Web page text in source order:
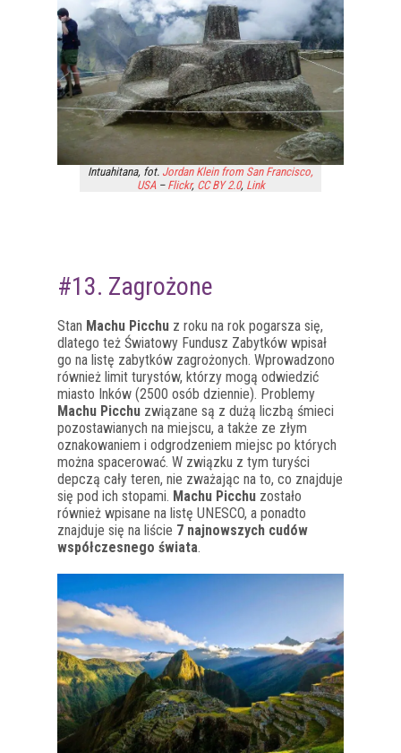
Intuahitana, fot. Jordan Klein from San Francisco,
USA– Flickr, CC BY 2.0, Link
#13. Zagrożone
Stan Machu Picchu z roku na rok pogarsza się,
dlatego też Światowy Fundusz Zabytków wpisał
go na listę zabytków zagrożonych. Wprowadzono
również limit turystów, którzy mogą odwiedzić
miasto Inków (2500 osób dziennie). Problemy
Machu Picchu związane są z dużą liczbą śmieci
pozostawianych na miejscu, a także ze złym
oznakowaniem i odgrodzeniem miejsc po których
można spacerować. W związku z tym turyści
depczą cały teren, nie zważając na to, co znajduje
się pod ich stopami. Machu Picchu zostało
również wpisane na listę UNESCO, a ponadto
znajduje się na liście 7 najnowszych cudów
współczesnego świata.